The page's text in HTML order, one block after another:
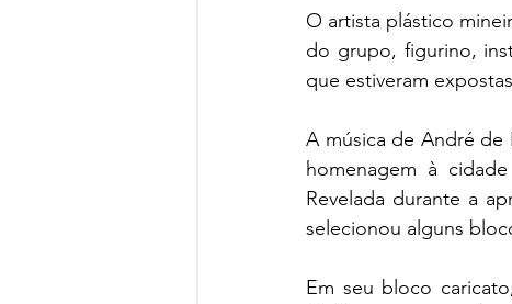
O artista plástico
do grupo, figurino,
que estiveram
A música de André de
homenagem à
Revelada durante a
selecionou alguns
Em seu bloco